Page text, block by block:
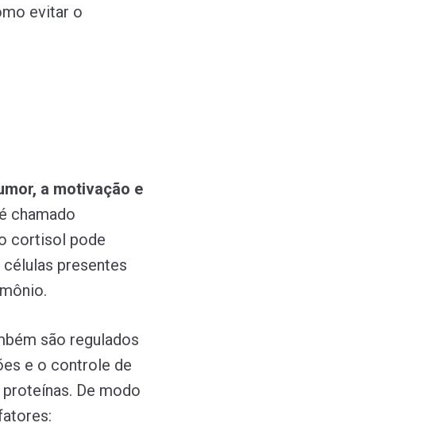
evitar o
a motivação e
chamado
cortisol pode
presentes
são regulados
e o controle de
De modo